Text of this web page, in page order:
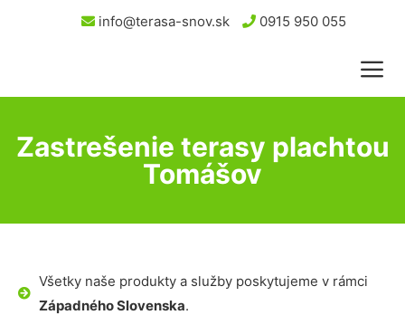
info@terasa-snov.sk 0915 950 055
Zastrešenie terasy plachtou
Tomášov
Všetky naše produkty a služby poskytujeme v rámci
Západného Slovenska.